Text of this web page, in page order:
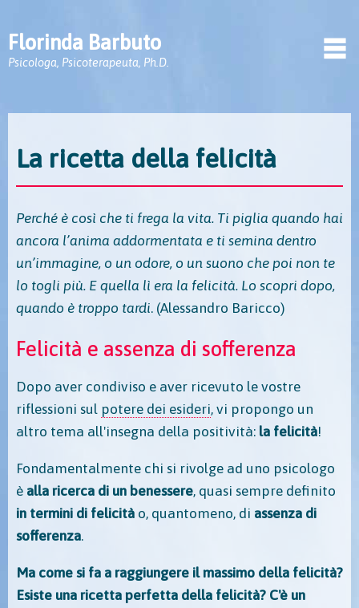
Florinda Barbuto
Psicologa, Psicoterapeuta, Ph.D.
La ricetta della felicità
Perché è così che ti frega la vita. Ti piglia quando hai
ancora l’anima addormentata e ti semina dentro
un’immagine, o un odore, o un suono che poi non te
lo togli più. E quella lì era la felicità. Lo scopri dopo,
quando è troppo tardi. (Alessandro Baricco)
Felicità e assenza di sofferenza
Dopo aver condiviso e aver ricevuto le vostre
riflessioni sul potere dei esideri, vi propongo un
altro tema all'insegna della positività: la felicità!
Fondamentalmente chi si rivolge ad uno psicologo
è alla ricerca di un benessere, quasi sempre definito
in termini di felicità o, quantomeno, di assenza di
sofferenza.
Ma come si fa a raggiungere il massimo della felicità?
Esiste una ricetta perfetta della felicità? C'è un